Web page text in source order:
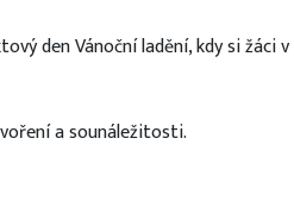
den Vánoční ladění, kdy si
a sounáležitosti.